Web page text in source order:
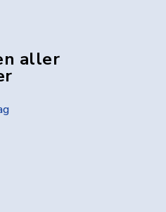
aller